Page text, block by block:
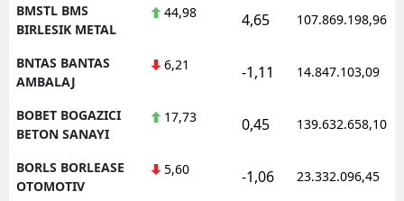
BMSTL BMS
BIRLESIK METAL
44,98 4,65 107.869.198,96
BNTAS BANTAS
AMBALAJ
6,21 -1,11 14.847.103,09
BOBET BOGAZICI
BETON SANAYI
17,73 0,45 139.632.658,10
BORLS BORLEASE
OTOMOTIV
5,60 -1,06 23.332.096,45